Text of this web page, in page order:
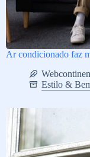
Ar condicionado faz
Estilo &